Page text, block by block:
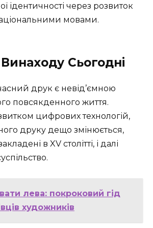
ідентичності через розвиток
мовами.
Сьогодні
друк є невід’ємною
повсякденного життя.
цифрових технологій,
друку дещо змінюється,
в XV столітті, і далі
лева: покроковий гід
художників